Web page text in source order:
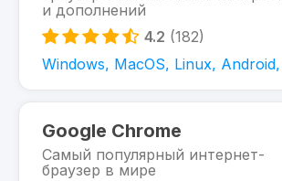
и дополнений
4.2 (182)
Windows, MacOS, Linux, Android,
Google Chrome
Самый популярный интернет-
браузер в мире